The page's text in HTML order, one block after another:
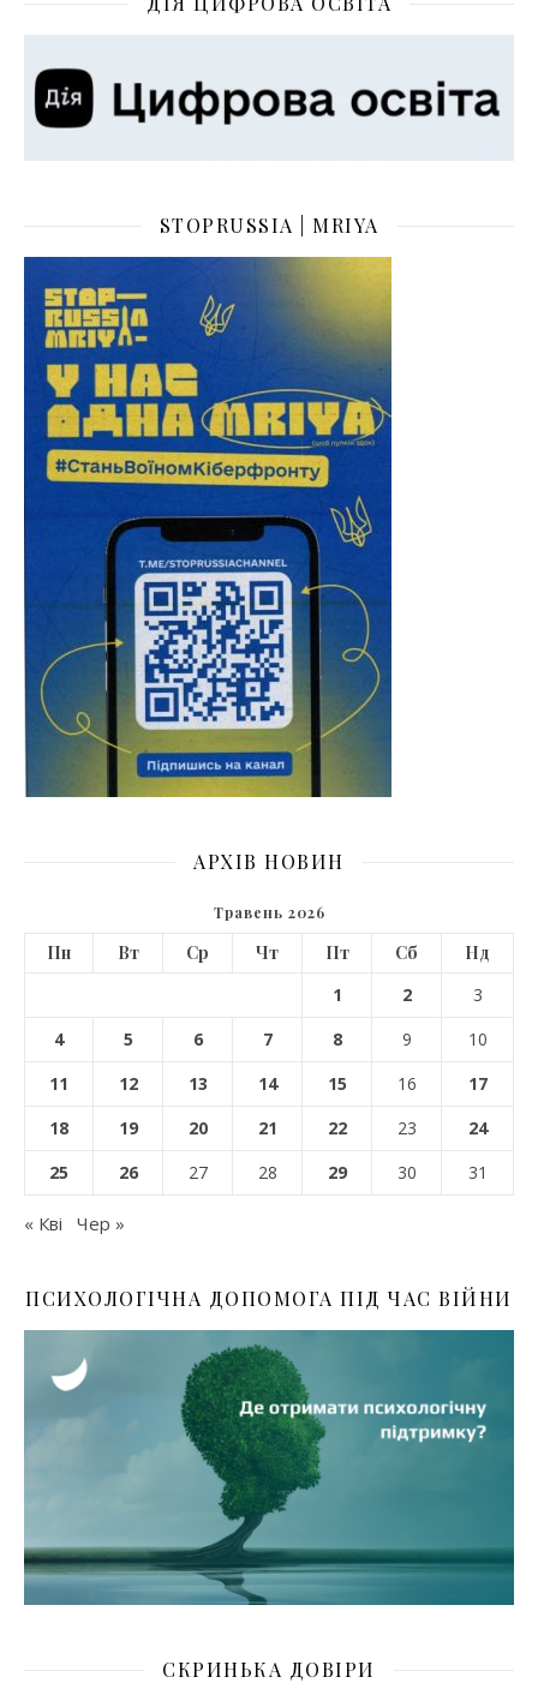
STOPRUSSIA | MRIYA
АРХІВ НОВИН
Травень 2026
Пн Вт Ср Чт Пт Сб
Нд
1
2
3
4
5 6 7 8 9
10
11
12 13 14 15 16
17
18
19 20 21 22 23
24
25
26 27 28 29 30 31
« Кві Чер »
ПСИХОЛОГІЧНА ДОПОМОГА ПІД ЧАС ВІЙНИ
СКРИНЬКА ДОВІРИ